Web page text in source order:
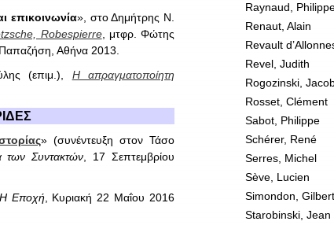
επικοινωνία», στο Δημήτρης Ν.
Robespierre, μτφρ. Φώτης
Αθήνα 2013.
(επιμ.), Η απραγματοποίητη
» (συνέντευξη στον Τάσο
των Συντακτών , 17 Σεπτεμβρίου
Η Εποχή, Κυριακή 22 Μαΐου 2016
Raynaud,
Renaut, Alain
Revault
Revel, Judith
Rogozinski,
Rosset, Clément
Sabot, Philippe
Schérer, René
Serres, Michel
Sève, Lucien
Simondon, Gilbert
Starobinski, Jean